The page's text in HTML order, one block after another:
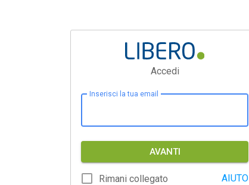
Accedi
Inserisci la tua email
AVANTI
Rimani collegato AIUTO